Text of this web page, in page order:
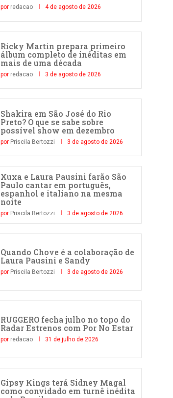
por redacao 4 de agosto de 2026
Ricky Martin prepara primeiro
álbum completo de inéditas em
mais de uma década
por redacao 3 de agosto de 2026
Shakira em São José do Rio
Preto? O que se sabe sobre
possível show em dezembro
por Priscila Bertozzi 3 de agosto de 2026
Xuxa e Laura Pausini farão São
Paulo cantar em português,
espanhol e italiano na mesma
noite
por Priscila Bertozzi 3 de agosto de 2026
Quando Chove é a colaboração de
Laura Pausini e Sandy
por Priscila Bertozzi 3 de agosto de 2026
RUGGERO fecha julho no topo do
Radar Estrenos com Por No Estar
por redacao 31 de julho de 2026
Gipsy Kings terá Sidney Magal
como convidado em turnê inédita